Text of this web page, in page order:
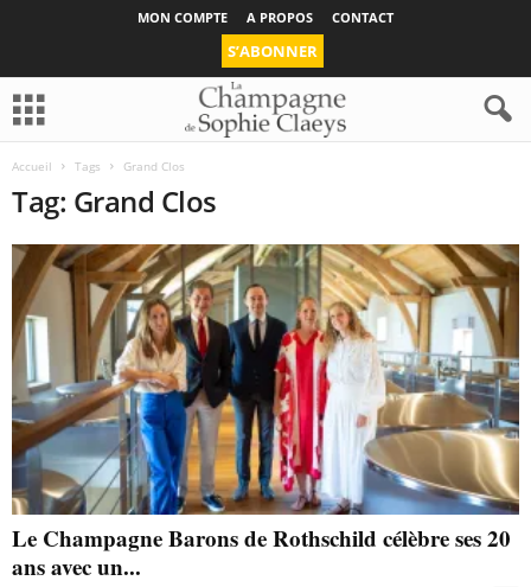
MON COMPTE A PROPOS CONTACT
S’ABONNER
Accueil Tags Grand Clos
Tag: Grand Clos
Le Champagne Barons de Rothschild célèbre ses 20
ans avec un...